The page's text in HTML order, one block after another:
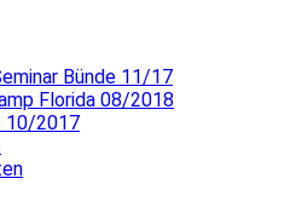
Bünde 11/17
Florida 08/2018
10/2017